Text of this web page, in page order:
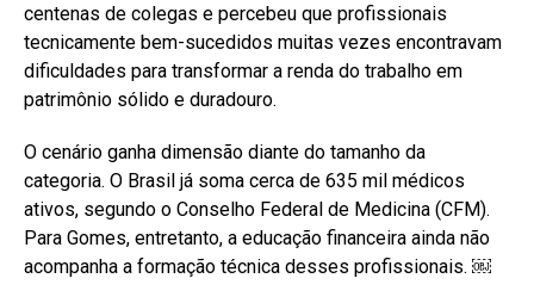
centenas de colegas e percebeu que profissionais
tecnicamente bem-sucedidos muitas vezes encontravam
dificuldades para transformar a renda do trabalho em
patrimônio sólido e duradouro.
O cenário ganha dimensão diante do tamanho da
categoria. O Brasil já soma cerca de 635 mil médicos
ativos, segundo o Conselho Federal de Medicina (CFM).
Para Gomes, entretanto, a educação financeira ainda não
acompanha a formação técnica desses profissionais. ￼